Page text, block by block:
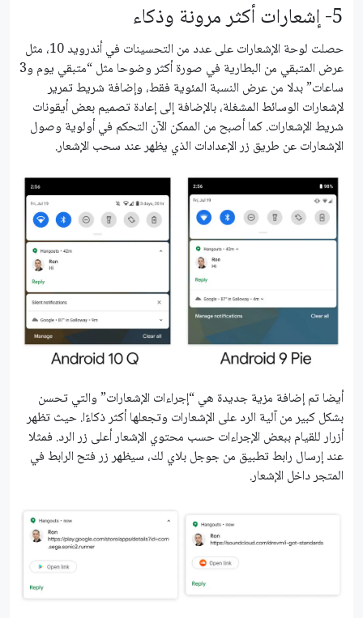
5- إشعارات أكثر مرونة وذكاء
حصلت لوحة الإشعارات على عدد من التحسينات في أندرويد 10، مثل
عرض المتبقي من البطارية في صورة أكثر وضوحا مثل “متبقي يوم و3
ساعات” بدلا من عرض النسبة المئوية فقط، وإضافة شريط تمرير
لإشعارات الوسائط المشغلة، بالإضافة إلى إعادة تصميم بعض أيقونات
شريط الإشعارات. كما أصبح من الممكن الآن التحكم في أولوية وصول
الإشعارات عن طريق زر الإعدادات الذي يظهر عند سحب الإشعار.
أيضا تم إضافة مزية جديدة هي “إجراءات الإشعارات” والتي تحسن
بشكل كبير من آلية الرد على الإشعارات وتجعلها أكثر ذكاءًا. حيث تظهر
أزرار للقيام ببعض الإجراءات حسب محتوي الإشعار أعلى زر الرد. فمثلا
عند إرسال رابط تطبيق من جوجل بلاي لك، سيظهر زر فتح الرابط في
المتجر داخل الإشعار.